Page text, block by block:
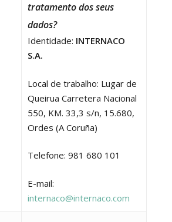
tratamento dos seus
dados?
Identidade: INTERNACO
S.A.
Local de trabalho: Lugar de
Queirua Carretera Nacional
550, KM. 33,3 s/n, 15.680,
Ordes (A Coruña)
Telefone: 981 680 101
E-mail:
internaco@internaco.com